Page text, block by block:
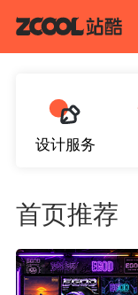
设计服务
首页推荐